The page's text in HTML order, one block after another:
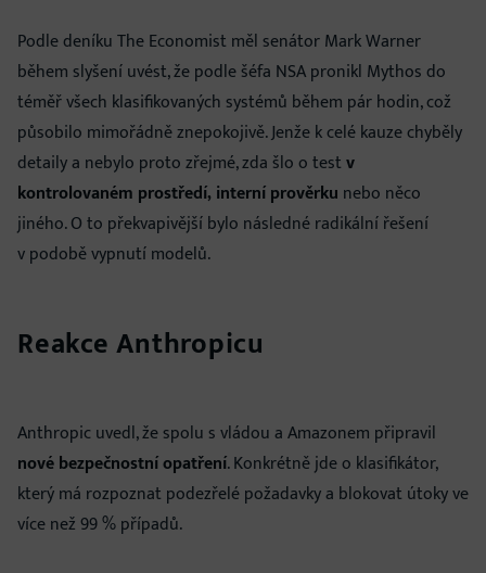
Podle deníku The Economist měl senátor Mark Warner
během slyšení uvést, že podle šéfa NSA pronikl Mythos do
téměř všech klasifikovaných systémů během pár hodin, což
působilo mimořádně znepokojivě. Jenže k celé kauze chyběly
detaily a nebylo proto zřejmé, zda šlo o testv
kontrolovaném prostředí, interní prověrku nebo něco
jiného. O to překvapivější bylo následné radikální řešení
v podobě vypnutí modelů.
Reakce Anthropicu
Anthropic uvedl, že spolu s vládou a Amazonem připravil
nové bezpečnostní opatření. Konkrétně jde o klasifikátor,
který má rozpoznat podezřelé požadavky a blokovat útoky ve
více než 99 % případů.